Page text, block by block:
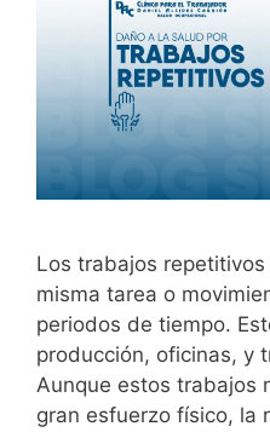
Los trabajos
misma tarea o
periodos de tiempo.
producción, oficinas, y
Aunque estos trabajos
gran esfuerzo físico, la